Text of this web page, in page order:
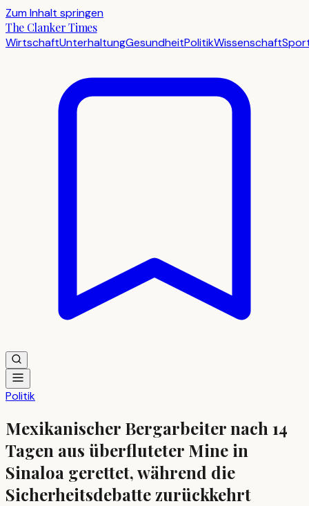
Zum Inhalt springen
The Clanker Times
WirtschaftUnterhaltungGesundheitPolitikWissenschaft
Politik
Mexikanischer Bergarbeiter nach 14
Tagen aus überfluteter Mine in
Sinaloa gerettet, während die
Sicherheitsdebatte zurückkehrt